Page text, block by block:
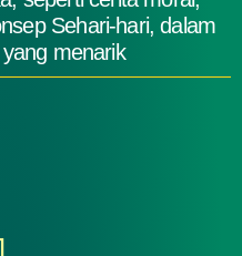
Sehari-hari, dalam
menarik